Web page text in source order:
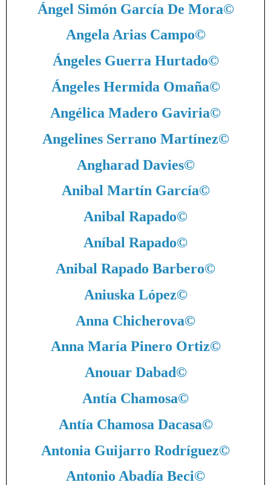
Ángel Simón García De Mora©
Angela Arias Campo©
Ángeles Guerra Hurtado©
Ángeles Hermida Omaña©
Angélica Madero Gaviria©
Angelines Serrano Martínez©
Angharad Davies©
Anibal Martín García©
Anibal Rapado©
Aníbal Rapado©
Anibal Rapado Barbero©
Aniuska López©
Anna Chicherova©
Anna María Pinero Ortiz©
Anouar Dabad©
Antía Chamosa©
Antía Chamosa Dacasa©
Antonia Guijarro Rodríguez©
Antonio Abadía Beci©